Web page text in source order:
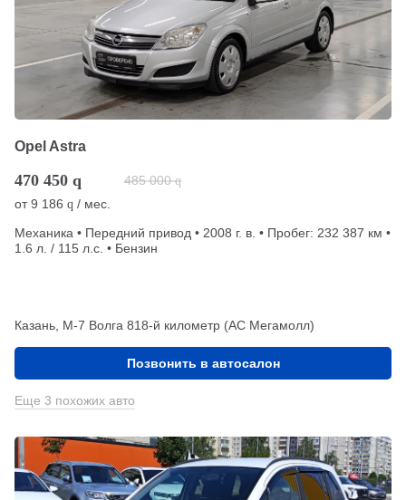
Opel Astra
470 450 q 485 000 q
от9 186 q / мес.
Механика • Передний привод • 2008 г. в. • Пробег: 232 387 км •
1.6 л. / 115 л.с. • Бензин
Казань, М-7 Волга 818-й километр (АС Мегамолл)
Позвонить в автосалон
Еще 3 похожих авто